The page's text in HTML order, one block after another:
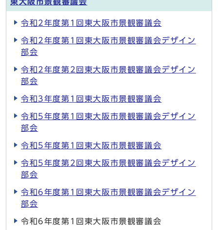
令和2年度第1回東大阪市景観審議会
令和2年度第1回東大阪市景観審議会デザイン
部会
令和2年度第2回東大阪市景観審議会デザイン
部会
令和3年度第1回東大阪市景観審議会
令和5年度第1回東大阪市景観審議会デザイン
部会
令和5年度第1回東大阪市景観審議会
令和5年度第2回東大阪市景観審議会デザイン
部会
令和6年度第1回東大阪市景観審議会デザイン
部会
令和6年度第1回東大阪市景観審議会